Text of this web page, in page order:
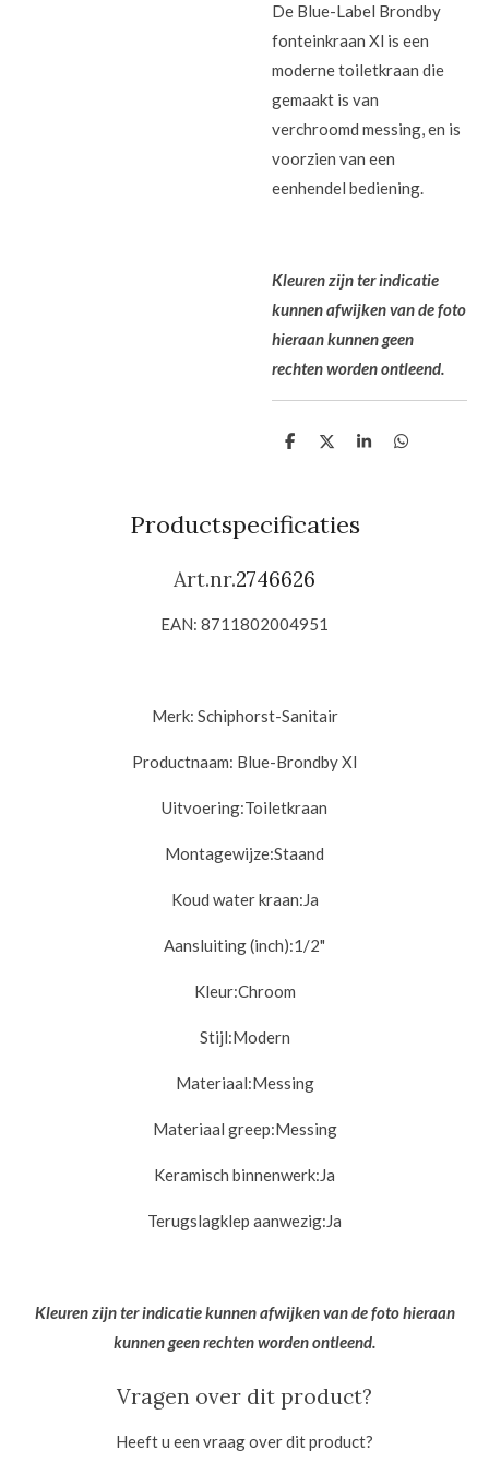
De Blue-Label Brondby
fonteinkraan Xl is een
moderne toiletkraan die
gemaakt is van
verchroomd messing, en is
voorzien van een
eenhendel bediening.
Kleuren zijn ter indicatie
kunnen afwijken van de foto
hieraan kunnen geen
rechten worden ontleend.
D
n
D
S
D
Productspecificaties
Art.nr.2746626
EAN: 8711802004951
Merk: Schiphorst-Sanitair
Productnaam: Blue-Brondby Xl
Uitvoering:Toiletkraan
Montagewijze:Staand
Koud water kraan:Ja
Aansluiting (inch):1/2"
Kleur:Chroom
Stijl:Modern
Materiaal:Messing
Materiaal greep:Messing
Keramisch binnenwerk:Ja
Terugslagklep aanwezig:Ja
Kleuren zijn ter indicatie kunnen afwijken van de foto hieraan
kunnen geen rechten worden ontleend.
Vragen over dit product?
Heeft u een vraag over dit product?